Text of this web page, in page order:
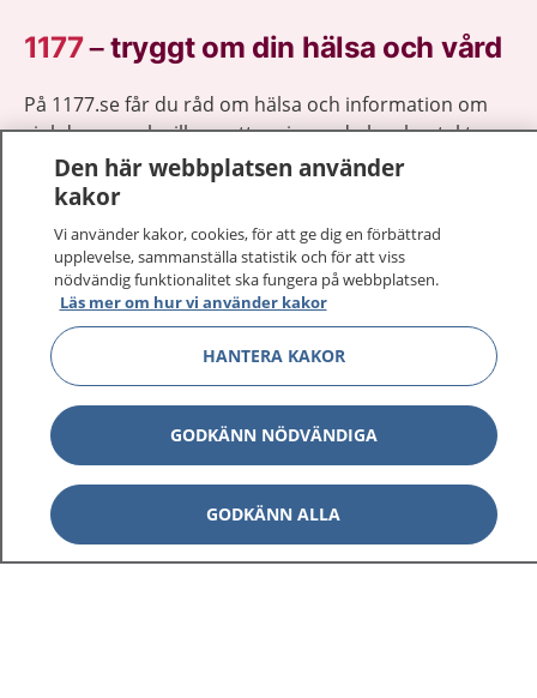
1177–tryggt om din hälsa och vård
På 1177.se får du råd om hälsa och information om
sjukdomar och vilka mottagningar du kan kontakta.
Logga in för att läsa din journal och göra dina
vårdärenden. Ring telefonnummer 1177 för
1177 ger dig råd när du vill må bättre.
1177 på flera språk
Om 1177 Visa
Kontakt Visa
Den här webbplatsen använder
kakor
Vi använder kakor, cookies, för att ge dig en förbättrad
upplevelse, sammanställa statistik och för att viss
nödvändig funktionalitet ska fungera på webbplatsen.
Läs mer om hur vi använder kakor
HANTERA KAKOR
GODKÄNN NÖDVÄNDIGA
GODKÄNN ALLA